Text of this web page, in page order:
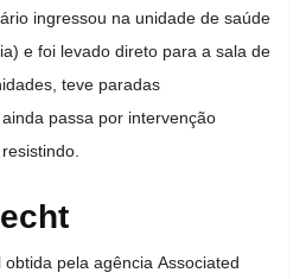
ingressou na unidade de saúde
e foi levado direto para a sala de
teve paradas
passa por intervenção
pela agência Associated